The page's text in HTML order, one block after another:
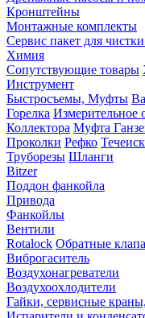
Кронштейны
Монтажные комплекты
Сервис пакет для
Химия
Сопутствующие товары
Инструмент
Быстросъемы, Муфты
Горелка Измерительное
Коллектора Муфта
Проколки Рефко
Труборезы Шланги
Bitzer
Поддон фанкойла
Привода
Фанкойлы
Вентили
Rotalock Обратные
Виброгаситель
Воздухонагреватели
Воздухоохлодители
Гайки, сервисные